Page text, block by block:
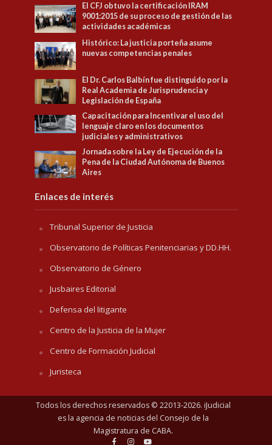
El CFJ obtuvo la certificación IRAM
9001:2015 de su proceso de gestión de las
actividades académicas
Histórico: La justicia porteña asume
nuevas competencias penales
El Dr. Carlos Balbín fue distinguido por la
Real Academia de Jurisprudencia y
Legislación de España
Capacitación para Incentivar el uso del
lenguaje claro en los documentos
judiciales y administrativos
Jornada sobre la Ley de Ejecución de la
Pena de la Ciudad Autónoma de Buenos
Aires
Enlaces de interés
Tribunal Superior de Justicia
Observatorio de Políticas Penitenciarias y DD.HH.
Observatorio de Género
Jusbaires Editorial
Defensa del litigante
Centro de la Justicia de la Mujer
Centro de Formación Judicial
Juristeca
Todos los derechos reservados © 22013-2026. iJudicial
es la agencia de noticias del Consejo de la
Magistratura de CABA.